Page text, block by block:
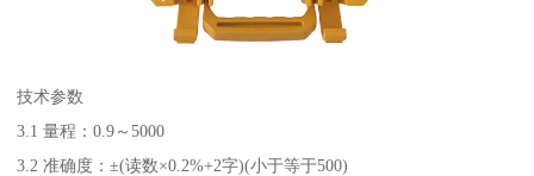
技术参数
3.1 量程：0.9～5000
3.2 准确度：±(读数×0.2%+2字)(小于等于500)